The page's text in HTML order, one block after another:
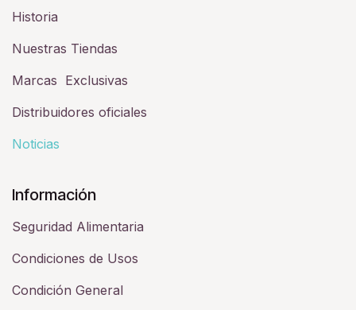
Historia​
Nuestras Tiendas
Marcas Exclusivas
Distribuidores oficiales
Noticias
Información
Seguridad Alimentaria
Condiciones de Usos
Condición General